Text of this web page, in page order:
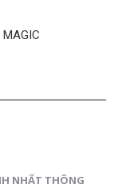
MAGIC
NHẤT THÔNG